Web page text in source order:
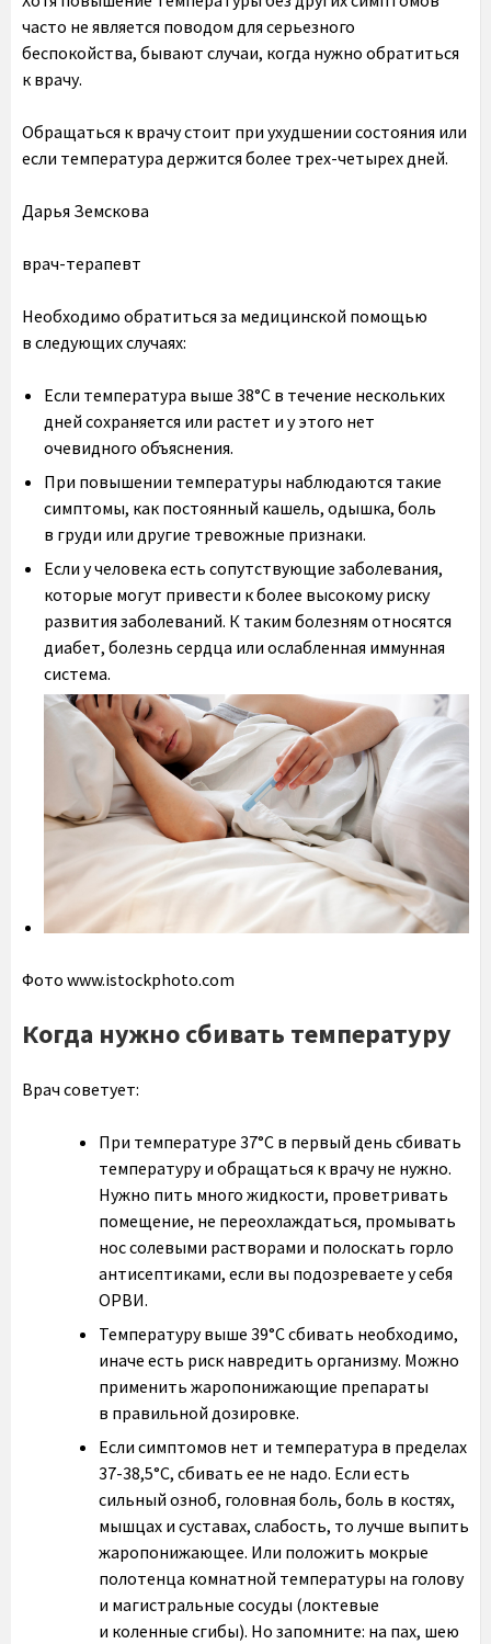
часто не является поводом для серьезного
беспокойства, бывают случаи, когда нужно обратиться
к врачу.
Обращаться к врачу стоит при ухудшении состояния или
если температура держится более трех-четырех дней.
Дарья Земскова
врач-терапевт
Необходимо обратиться за медицинской помощью
в следующих случаях:
Если температура выше 38°C в течение нескольких
дней сохраняется или растет и у этого нет
очевидного объяснения.
При повышении температуры наблюдаются такие
симптомы, как постоянный кашель, одышка, боль
в груди или другие тревожные признаки.
Если у человека есть сопутствующие заболевания,
которые могут привести к более высокому риску
развития заболеваний. К таким болезням относятся
диабет, болезнь сердца или ослабленная иммунная
система.
Фото www.istockphoto.com
Когда нужно сбивать температуру
Врач советует:
При температуре 37°C в первый день сбивать
температуру и обращаться к врачу не нужно.
Нужно пить много жидкости, проветривать
помещение, не переохлаждаться, промывать
нос солевыми растворами и полоскать горло
антисептиками, если вы подозреваете у себя
ОРВИ.
Температуру выше 39°C сбивать необходимо,
иначе есть риск навредить организму. Можно
применить жаропонижающие препараты
в правильной дозировке.
Если симптомов нет и температура в пределах
37-38,5°C, сбивать ее не надо. Если есть
сильный озноб, головная боль, боль в костях,
мышцах и суставах, слабость, то лучше выпить
жаропонижающее. Или положить мокрые
полотенца комнатной температуры на голову
и магистральные сосуды (локтевые
и коленные сгибы). Но запомните: на пах, шею